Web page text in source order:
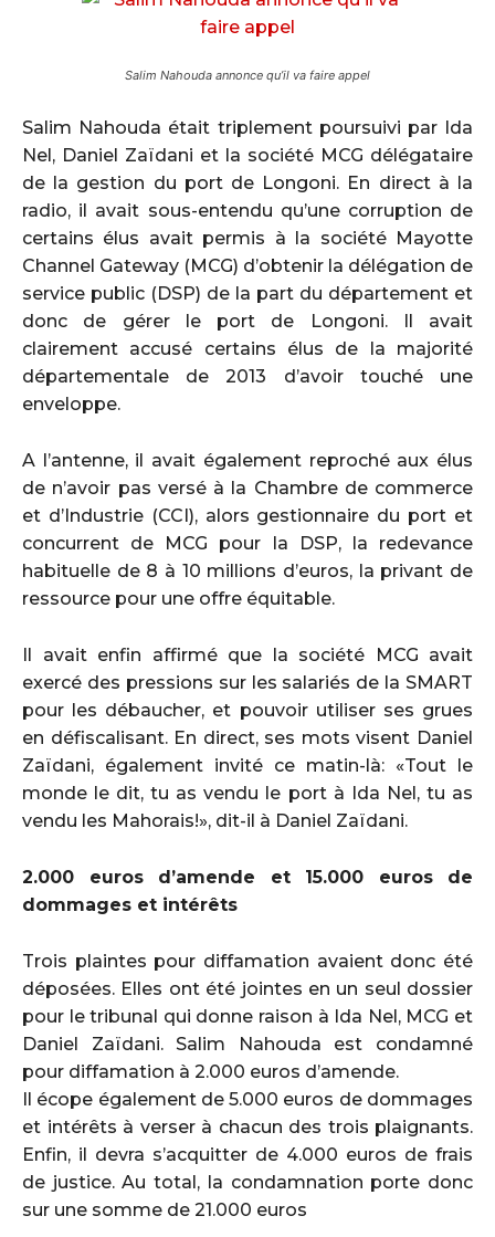
Salim Nahouda annonce qu’il va faire appel
Salim Nahouda était triplement poursuivi par Ida
Nel, Daniel Zaïdani et la société MCG délégataire
de la gestion du port de Longoni. En direct à la
radio, il avait sous-entendu qu’une corruption de
certains élus avait permis à la société Mayotte
Channel Gateway (MCG) d’obtenir la délégation de
service public (DSP) de la part du département et
donc de gérer le port de Longoni. Il avait
clairement accusé certains élus de la majorité
départementale de 2013 d’avoir touché une
enveloppe.
A l’antenne, il avait également reproché aux élus
de n’avoir pas versé à la Chambre de commerce
et d’Industrie (CCI), alors gestionnaire du port et
concurrent de MCG pour la DSP, la redevance
habituelle de 8 à 10 millions d’euros, la privant de
ressource pour une offre équitable.
Il avait enfin affirmé que la société MCG avait
exercé des pressions sur les salariés de la SMART
pour les débaucher, et pouvoir utiliser ses grues
en défiscalisant. En direct, ses mots visent Daniel
Zaïdani, également invité ce matin-là: «Tout le
monde le dit, tu as vendu le port à Ida Nel, tu as
vendu les Mahorais!», dit-il à Daniel Zaïdani.
2.000 euros d’amende et 15.000 euros de
dommages et intérêts
Trois plaintes pour diffamation avaient donc été
déposées. Elles ont été jointes en un seul dossier
pour le tribunal qui donne raison à Ida Nel, MCG et
Daniel Zaïdani. Salim Nahouda est condamné
pour diffamation à 2.000 euros d’amende.
Il écope également de 5.000 euros de dommages
et intérêts à verser à chacun des trois plaignants.
Enfin, il devra s’acquitter de 4.000 euros de frais
de justice. Au total, la condamnation porte donc
sur une somme de 21.000 euros